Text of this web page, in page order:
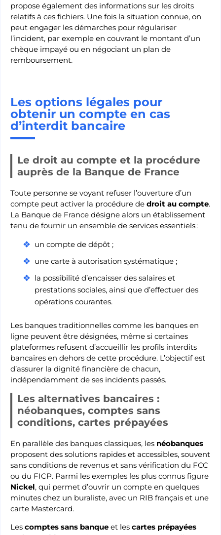
propose également des informations sur les droits
relatifs à ces fichiers. Une fois la situation connue, on
peut engager les démarches pour régulariser
l’incident, par exemple en couvrant le montant d’un
chèque impayé ou en négociant un plan de
remboursement.
Les options légales pour
obtenir un compte en cas
d’interdit bancaire
Le droit au compte et la procédure
auprès de la Banque de France
Toute personne se voyant refuser l’ouverture d’un
compte peut activer la procédure de droit au compte.
La Banque de France désigne alors un établissement
tenu de fournir un ensemble de services essentiels :
un compte de dépôt ;
une carte à autorisation systématique ;
la possibilité d’encaisser des salaires et
prestations sociales, ainsi que d’effectuer des
opérations courantes.
Les banques traditionnelles comme les banques en
ligne peuvent être désignées, même si certaines
plateformes refusent d’accueillir les profils interdits
bancaires en dehors de cette procédure. L’objectif est
d’assurer la dignité financière de chacun,
indépendamment de ses incidents passés.
Les alternatives bancaires :
néobanques, comptes sans
conditions, cartes prépayées
En parallèle des banques classiques, les néobanques
proposent des solutions rapides et accessibles, souvent
sans conditions de revenus et sans vérification du FCC
ou du FICP. Parmi les exemples les plus connus figure
Nickel, qui permet d’ouvrir un compte en quelques
minutes chez un buraliste, avec un RIB français et une
carte Mastercard.
Les comptes sans banque et les cartes prépayées